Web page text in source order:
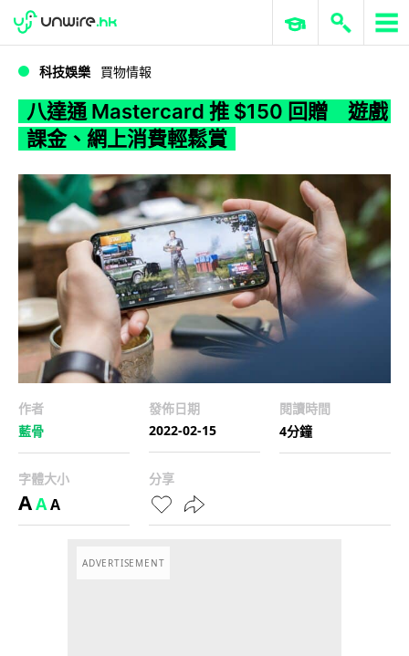
WWDC 2026 ERP 與商業 AI
科技娛樂 買物情報
八達通 Mastercard 推 $150 回贈 遊戲
課金、網上消費輕鬆賞
作者
藍骨
發佈日期
2022-02-15
閱讀時間
4分鐘
字體大小
AAA
分享
ADVERTISEMENT